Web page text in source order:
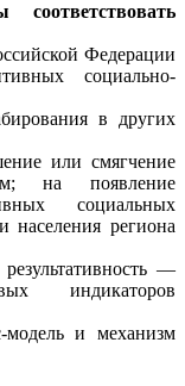
Федерации
социально-
в других
или смягчение
на появление
социальных
населения региона
—
индикаторов
модельи механизм